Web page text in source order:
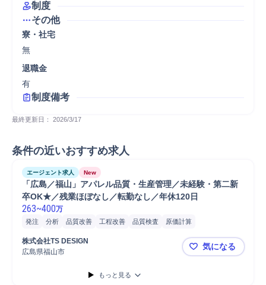
制度
その他
寮・社宅
無
退職金
有
制度備考
最終更新日： 2026/3/17
条件の近いおすすめ求人
エージェント求人 New
「広島／福山」アパレル品質・生産管理／未経験・第二新
卒OK★／残業ほぼなし／転勤なし／年休120日
263~400万
発注 分析 品質改善 工程改善 品質検査
原価計算
スケジュール管理
商談
貿易 生産管理
品質管理
在庫管理 繊維
株式会社TS DESIGN
広島県福山市
「広島／福
気になる
もっと見る